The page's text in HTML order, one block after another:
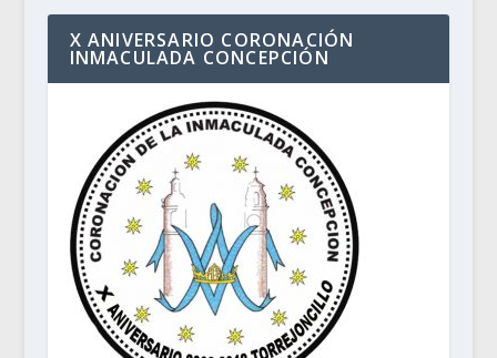
X ANIVERSARIO CORONACIÓN
INMACULADA CONCEPCIÓN